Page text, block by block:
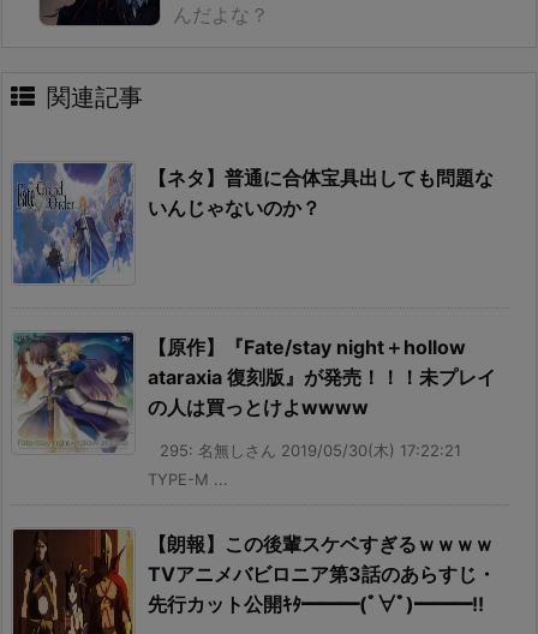
んだよな？
関連記事
【ネタ】普通に合体宝具出しても問題な
いんじゃないのか？
【原作】『Fate/stay night＋hollow
ataraxia 復刻版』が発売！！！未プレイ
の人は買っとけよwwww
295: 名無しさん 2019/05/30(木) 17:22:21
TYPE-M ...
【朗報】この後輩スケベすぎるｗｗｗｗ
TVアニメバビロニア第3話のあらすじ・
先行カット公開ｷﾀ━━━(ﾟ∀ﾟ)━━━!!